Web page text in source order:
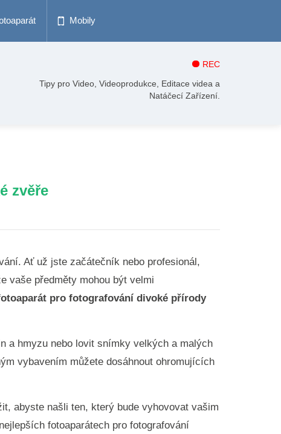
Mobily
REC
Tipy pro Video, Videoprodukce, Editace videa a
Natáčecí Zařízení.
zvěře
Ať už jste začátečník nebo profesionál,
vaše předměty mohou být velmi
pro fotografování divoké přírody
a hmyzu nebo lovit snímky velkých a malých
vybavením můžete dosáhnout ohromujících
abyste našli ten, který bude vyhovovat vašim
fotoaparátech pro fotografování